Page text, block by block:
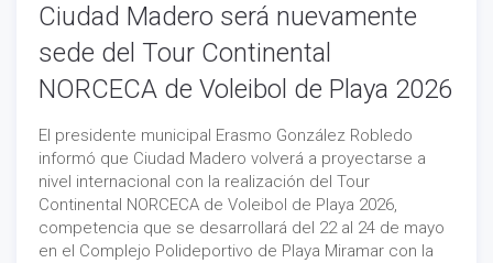
Ciudad Madero será nuevamente
sede del Tour Continental
NORCECA de Voleibol de Playa 2026
El presidente municipal Erasmo González Robledo
informó que Ciudad Madero volverá a proyectarse a
nivel internacional con la realización del Tour
Continental NORCECA de Voleibol de Playa 2026,
competencia que se desarrollará del 22 al 24 de mayo
en el Complejo Polideportivo de Playa Miramar con la